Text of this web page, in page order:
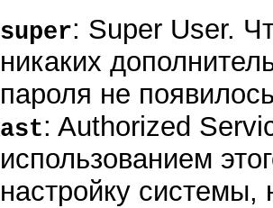
super: Super User.
никаких
пароля не
ast: Authorized
использованием
настройку системы,